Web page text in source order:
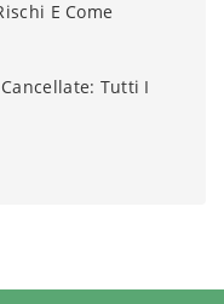
E Come
Tutti I